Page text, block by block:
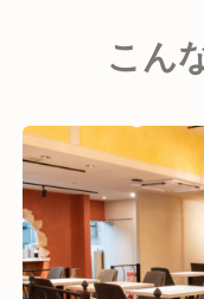
新鮮で種類豊富な
様にお届けします
料理はすべて手作
り、そのもちもち
食材には、自社農
れた鮮度抜群の魚
今後の店舗展開に
る仲間を募集して
こん